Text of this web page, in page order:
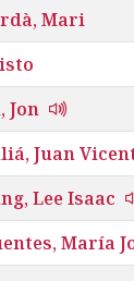
Mari
Jon
Juan
Lee Isaac
María